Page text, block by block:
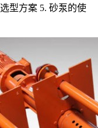
型方案 5. 砂泵的使